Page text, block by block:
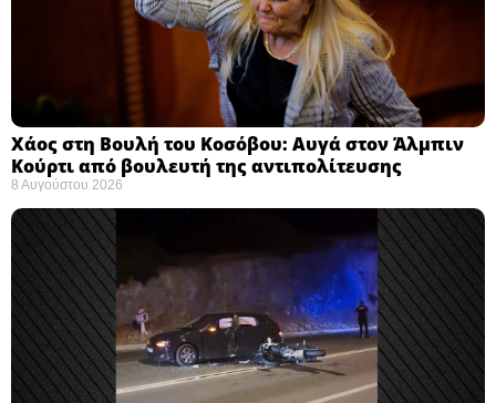
Χάος στη Βουλή του Κοσόβου: Αυγά στον Άλμπιν
Κούρτι από βουλευτή της αντιπολίτευσης
8 Αυγούστου 2026